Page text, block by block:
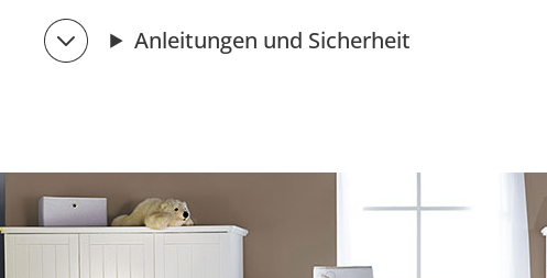
Anleitungen und Sicherheit